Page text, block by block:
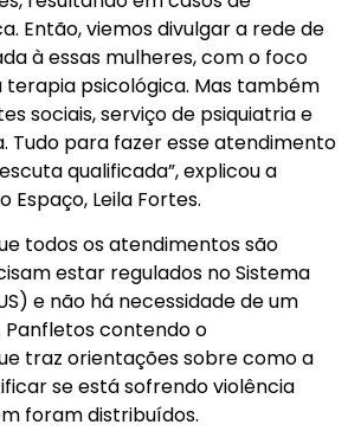
Então, viemos divulgar a rede de
à essas mulheres, com o foco
psicológica. Mas também
sociais, serviço de psiquiatria e
Tudo para fazer esse atendimento
qualificada”, explicou a
Espaço, Leila Fortes.
todos os atendimentos são
estar regulados no Sistema
e não há necessidade de um
contendo o
traz orientações sobre como a
se está sofrendo violência
foram distribuídos.